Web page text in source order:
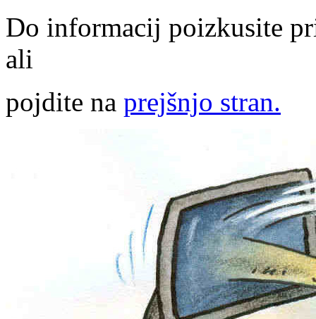
Do informacij poizkusite
ali
pojdite na prejšnjo stran.